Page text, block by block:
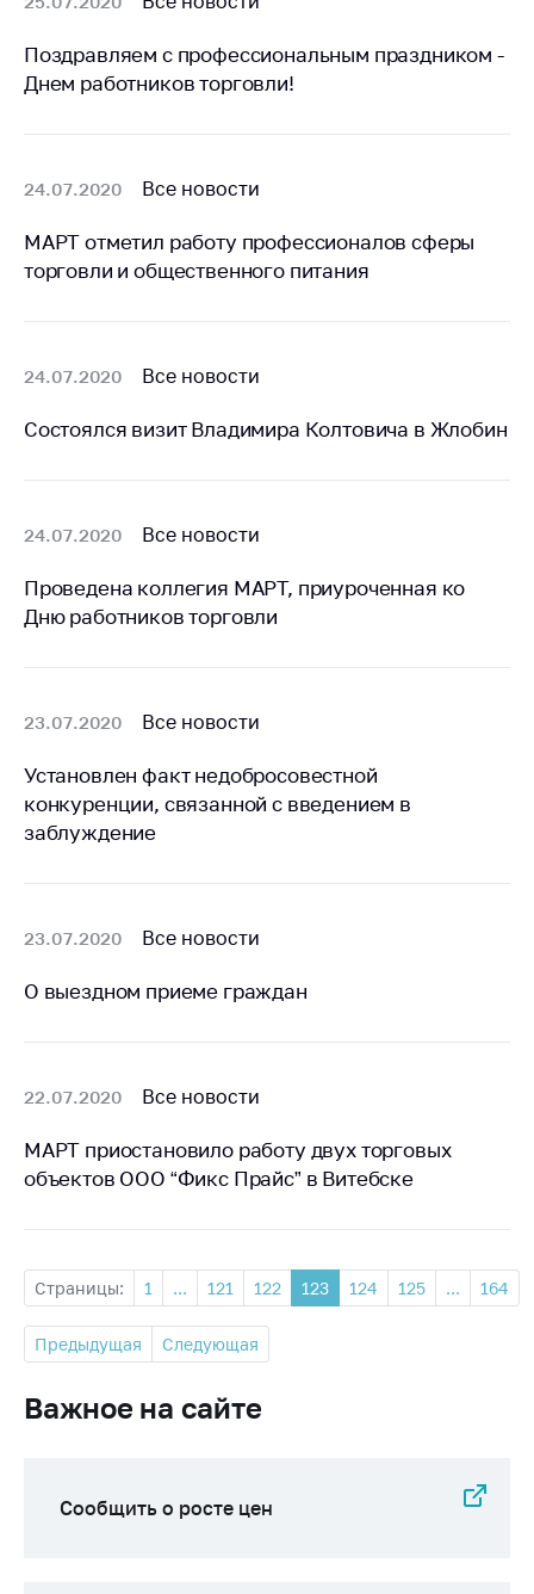
Общественное
обсуждение
проектов
ведения бизнеса
Рекомендации по
субъектов торговли,
питания, бытового
антимонопольного
конкурентной
политики
Поздравляем с профессиональным праздником -
Днем работников торговли!
24.07.2020 Все новости
МАРТ отметил работу профессионалов сферы
торговли и общественного питания
24.07.2020 Все новости
Состоялся визит Владимира Колтовича в Жлобин
24.07.2020 Все новости
Проведена коллегия МАРТ, приуроченная ко
Дню работников торговли
23.07.2020 Все новости
Установлен факт недобросовестной
конкуренции, связанной с введением в
заблуждение
23.07.2020 Все новости
О выездном приеме граждан
22.07.2020 Все новости
МАРТ приостановило работу двух торговых
объектов ООО “Фикс Прайс” в Витебске
Страницы: 1 ... 121 122 123 124 125 ... 164
Предыдущая Следующая
Важное на сайте
Сообщить о росте цен